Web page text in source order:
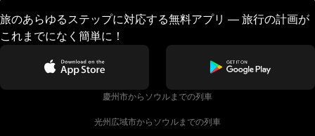
旅のあらゆるステップに対応する無料アプリ — 旅行の計画が
これまでになく簡単に！
慶州市からソウルまでの列車
光州広域市からソウルまでの列車